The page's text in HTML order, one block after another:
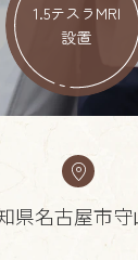
1.5テスラMRI
設置
県名古屋市